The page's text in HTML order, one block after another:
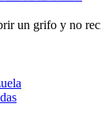
un grifo y no